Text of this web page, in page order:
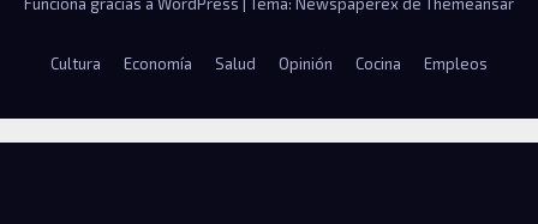
Cultura Economía Salud Opinión Cocina Empleos